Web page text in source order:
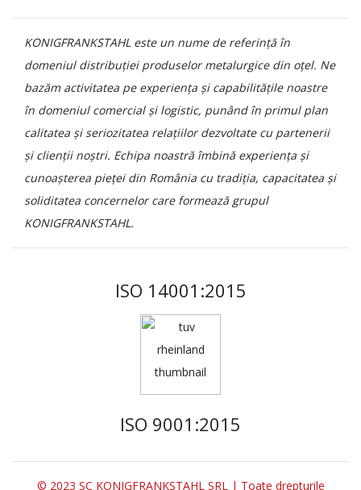
KONIGFRANKSTAHL este un nume de referință în
domeniul distribuției produselor metalurgice din oțel. Ne
bazăm activitatea pe experiența și capabilitățile noastre
în domeniul comercial și logistic, punând în primul plan
calitatea și seriozitatea relațiilor dezvoltate cu partenerii
și clienții noștri. Echipa noastră îmbină experiența și
cunoașterea pieței din România cu tradiția, capacitatea și
soliditatea concernelor care formează grupul
KONIGFRANKSTAHL.
ISO 14001:2015
ISO 9001:2015
© 2023 SC KONIGFRANKSTAHL SRL | Toate drepturile